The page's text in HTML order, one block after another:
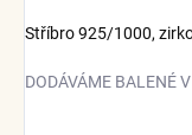
Stříbro 925/1000,
DODÁVÁME BALENÉ